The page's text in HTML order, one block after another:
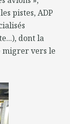
pistes, ADP
dont la
migrer vers le